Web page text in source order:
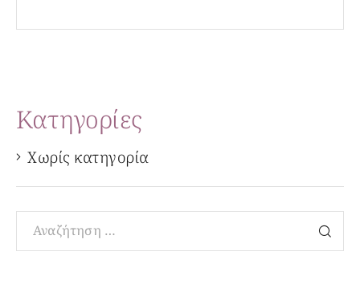
Kατηγορίες
Χωρίς κατηγορία